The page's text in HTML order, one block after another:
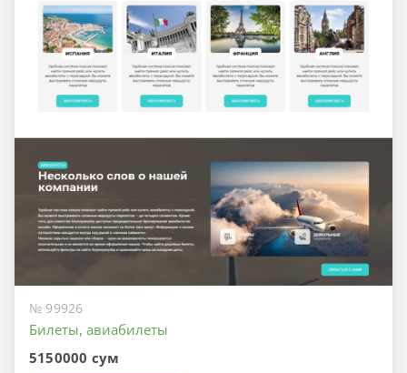
№ 99926
Билеты, авиабилеты
5150000 сум